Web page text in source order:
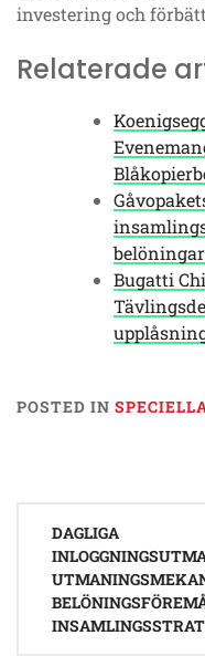
investering och
Relaterade
Bugatti
POSTED IN
navigation
DAGLIGA